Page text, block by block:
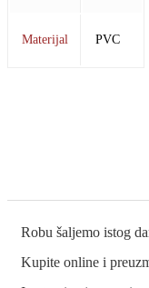
Materijal PVC
Robu šaljemo istog
Kupite online i